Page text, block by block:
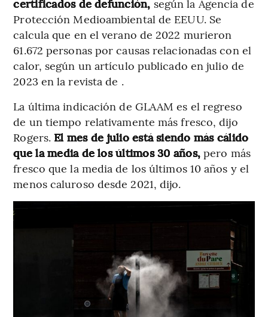
certificados de defunción, según la Agencia de
Protección Medioambiental de EEUU. Se
calcula que en el verano de 2022 murieron
61.672 personas por causas relacionadas con el
calor, según un artículo publicado en julio de
2023 en la revista de .
La última indicación de GLAAM es el regreso
de un tiempo relativamente más fresco, dijo
Rogers. El mes de julio está siendo más cálido
que la media de los últimos 30 años, pero más
fresco que la media de los últimos 10 años y el
menos caluroso desde 2021, dijo.